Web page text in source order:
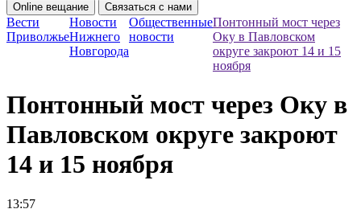
Online вещание Связаться с нами
Вести
Приволжье
Новости
Нижнего
Новгорода
Общественные
новости
Понтонный мост через
Оку в Павловском
округе закроют 14 и 15
ноября
Понтонный мост через Оку в
Павловском округе закроют
14 и 15 ноября
13:57